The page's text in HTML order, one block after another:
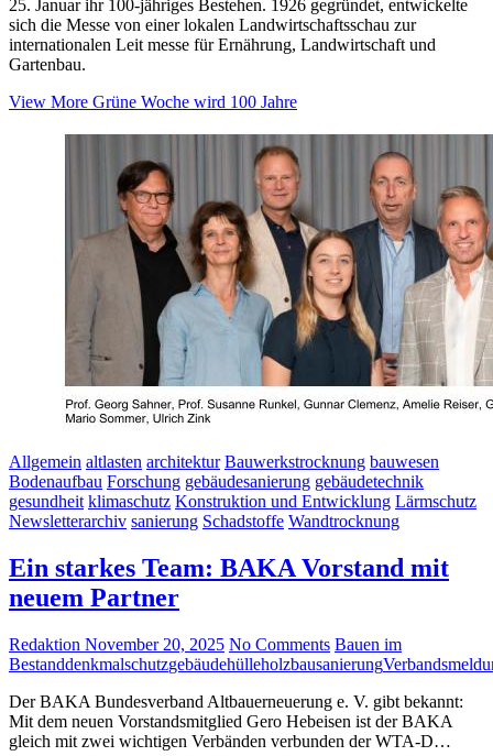
25. Januar ihr 100-jähriges Bestehen. 1926 gegründet, entwickelte
sich die Messe von einer lokalen Landwirtschaftsschau zur
internationalen Leit messe für Ernährung, Landwirtschaft und
Gartenbau.
View More Grüne Woche wird 100 Jahre
Allgemein altlasten architektur Bauwerkstrocknung bauwesen
Bodenaufbau Forschung gebäudesanierung gebäudetechnik
gesundheit klimaschutz Konstruktion und Entwicklung Lärmschutz
Newsletterarchiv sanierung Schadstoffe Wandtrocknung
Ein starkes Team: BAKA Vorstand mit
neuem Partner
Redaktion November 20, 2025 No Comments Bauen im
Bestanddenkmalschutzgebäudehülleholzbausanierung
Der BAKA Bundesverband Altbauerneuerung e. V. gibt bekannt:
Mit dem neuen Vorstandsmitglied Gero Hebeisen ist der BAKA
gleich mit zwei wichtigen Verbänden verbunden der WTA-D…